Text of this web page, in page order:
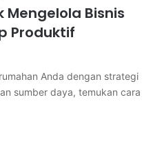
Bisnis
Produktif
Anda dengan strategi
sumber daya, temukan cara